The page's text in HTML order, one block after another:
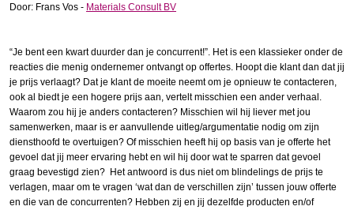
Door: Frans Vos - Materials Consult BV
“Je bent een kwart duurder dan je concurrent!”. Het is een klassieker onder de
reacties die menig ondernemer ontvangt op offertes. Hoopt die klant dan dat jij
je prijs verlaagt? Dat je klant de moeite neemt om je opnieuw te contacteren,
ook al biedt je een hogere prijs aan, vertelt misschien een ander verhaal.
Waarom zou hij je anders contacteren? Misschien wil hij liever met jou
samenwerken, maar is er aanvullende uitleg/argumentatie nodig om zijn
diensthoofd te overtuigen? Of misschien heeft hij op basis van je offerte het
gevoel dat jij meer ervaring hebt en wil hij door wat te sparren dat gevoel
graag bevestigd zien? Het antwoord is dus niet om blindelings de prijs te
verlagen, maar om te vragen ‘wat dan de verschillen zijn’ tussen jouw offerte
en die van de concurrenten? Hebben zij en jij dezelfde producten en/of